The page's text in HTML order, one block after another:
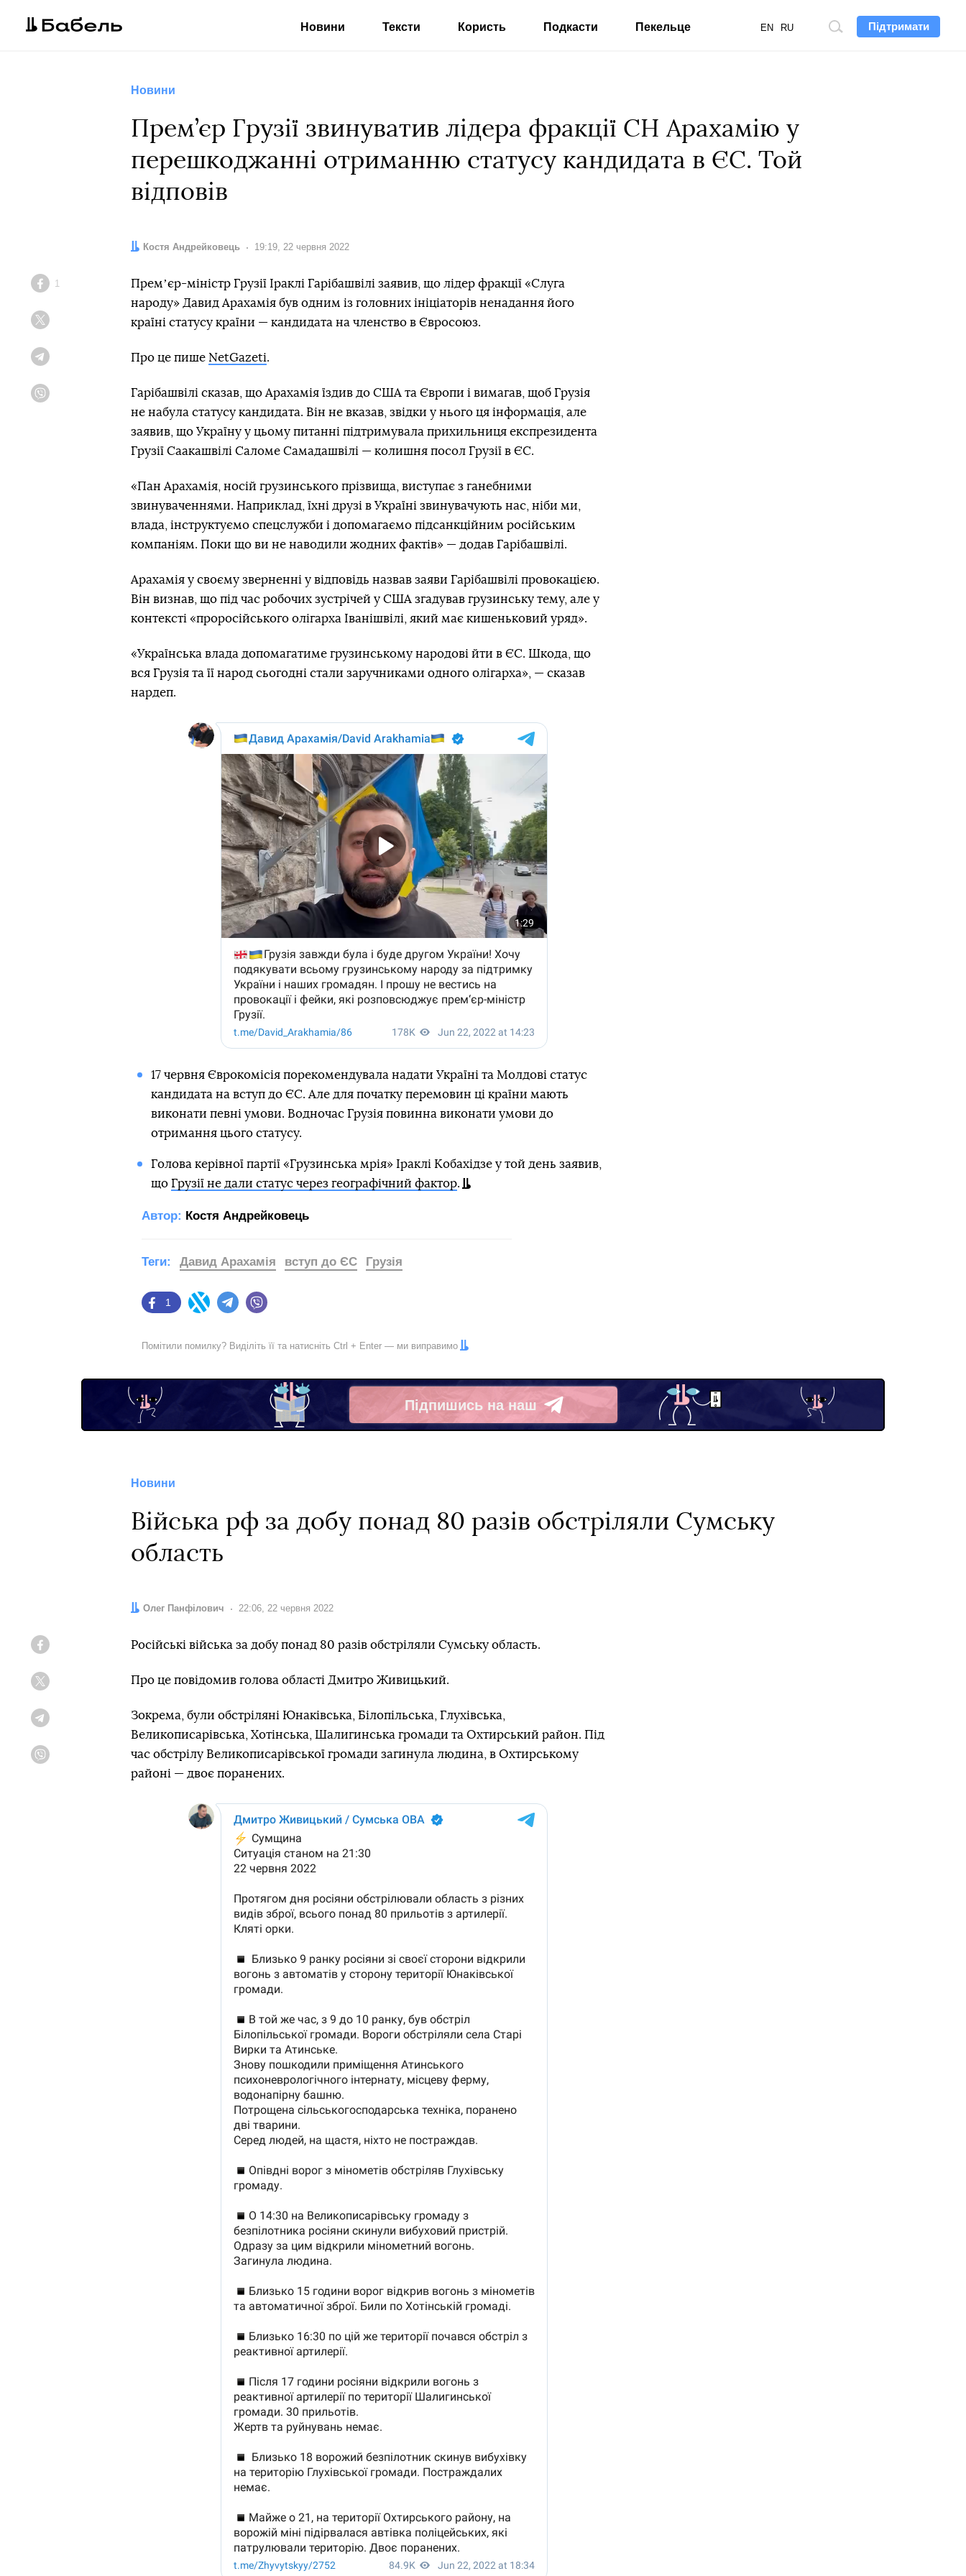
Підтримати
Пошук
EN RU
Новини Тексти Користь Подкасти Пекельце
Новини
Прем’єр Грузії звинуватив лідера фракції СН Арахамію у
перешкоджанні отриманню статусу кандидата в ЄС. Той
відповів
Автор:
Костя Андрейковець Дата:
19:19, 22 червня 2022
Facebook
1
Премʼєр-міністр Грузії Іраклі Гарібашвілі заявив, що лідер фракції «Слуга
народу» Давид Арахамія був одним із головних ініціаторів ненадання його
країні статусу країни — кандидата на членство в Євросоюз.
Про це пише NetGazeti.
Гарібашвілі сказав, що Арахамія їздив до США та Європи і вимагав, щоб Грузія
не набула статусу кандидата. Він не вказав, звідки у нього ця інформація, але
заявив, що Україну у цьому питанні підтримувала прихильниця експрезидента
Грузії Саакашвілі Саломе Самадашвілі — колишня посол Грузії в ЄС.
«Пан Арахамія, носій грузинського прізвища, виступає з ганебними
звинуваченнями. Наприклад, їхні друзі в Україні звинувачують нас, ніби ми,
влада, інструктуємо спецслужби і допомагаємо підсанкційним російським
компаніям. Поки що ви не наводили жодних фактів» — додав Гарібашвілі.
Арахамія у своєму зверненні у відповідь назвав заяви Гарібашвілі провокацією.
Він визнав, що під час робочих зустрічей у США згадував грузинську тему, але у
контексті «проросійського олігарха Іванішвілі, який має кишеньковий уряд».
«Українська влада допомагатиме грузинському народові йти в ЄС. Шкода, що
вся Грузія та її народ сьогодні стали заручниками одного олігарха», — сказав
нардеп.
17 червня Єврокомісія порекомендувала надати Україні та Молдові статус
кандидата на вступ до ЄС. Але для початку перемовин ці країни мають
виконати певні умови. Водночас Грузія повинна виконати умови до
отримання цього статусу.
Голова керівної партії «Грузинська мрія» Іраклі Кобахідзе у той день заявив,
що Грузії не дали статус через географічний фактор.
Автор: Костя Андрейковець
Facebook
1
Twitter Telegram
Теги: Давид Арахамія вступ до ЄС Грузія
Помітили помилку? Виділіть її та натисніть Ctrl + Enter — ми виправимо
Підпишись на наш
Telegram
Новини
Війська рф за добу понад 80 разів обстріляли Сумську
область
Автор:
Олег Панфілович Дата:
22:06, 22 червня 2022
Російські війська за добу понад 80 разів обстріляли Сумську область.
Про це повідомив голова області Дмитро Живицький.
Зокрема, були обстріляні Юнаківська, Білопільська, Глухівська,
Великописарівська, Хотінська, Шалигинська громади та Охтирський район. Під
час обстрілу Великописарівської громади загинула людина, в Охтирському
районі — двоє поранених.